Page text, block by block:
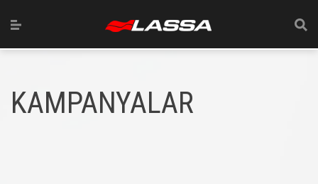
KAMPANYALAR